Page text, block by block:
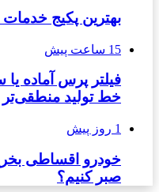
بهترین پکیج
15 ساعت پیش
فیلتر پرس آماده
خط تولید
1 روز پیش
خودرو اقساطی
صبر کنیم؟